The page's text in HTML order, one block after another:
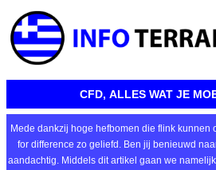
CFD, ALLES WAT JE
Mede dankzij hoge hefbomen die flink kunnen
for difference zo geliefd. Ben jij benieuwd
aandachtig. Middels dit artikel gaan we